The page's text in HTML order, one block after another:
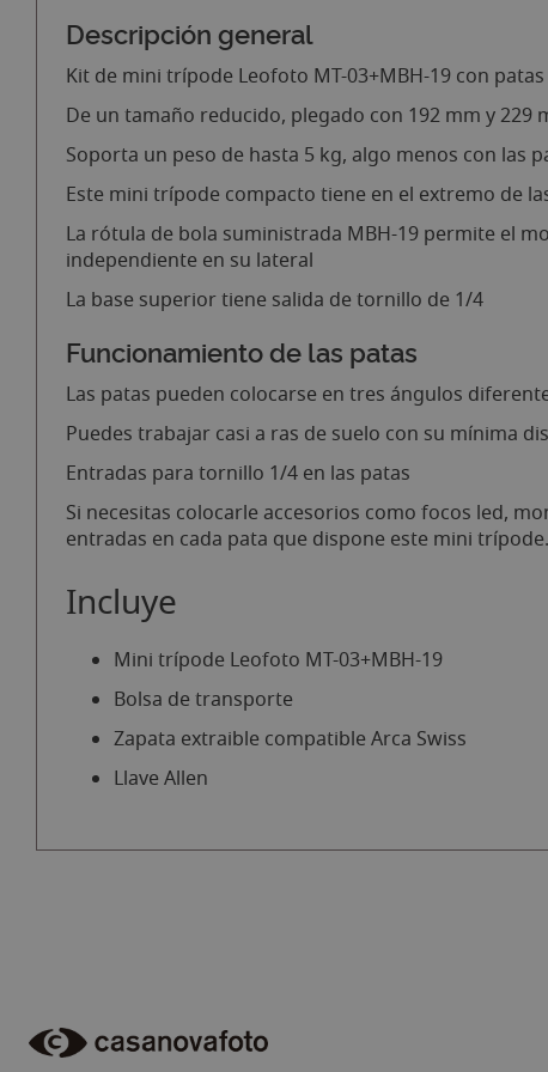
Descripción general
Kit de mini trípode Leofoto MT-03+MBH-19 con
De un tamaño reducido, plegado con 192 mm y 229
Soporta un peso de hasta 5 kg, algo menos con las
Este mini trípode compacto tiene en el extremo de
La rótula de bola suministrada MBH-19 permite el
independiente en su lateral
La base superior tiene salida de tornillo de 1/4
Funcionamiento de las patas
Las patas pueden colocarse en tres ángulos
Puedes trabajar casi a ras de suelo con su mínima
Entradas para tornillo 1/4 en las patas
Si necesitas colocarle accesorios como focos led,
entradas en cada pata que dispone este mini trípode.
Incluye
Mini trípode Leofoto MT-03+MBH-19
Bolsa de transporte
Zapata extraible compatible Arca Swiss
Llave Allen